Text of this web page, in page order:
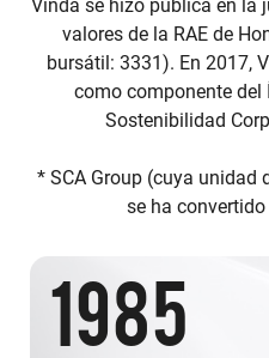
valores de la RAE de
bursátil: 3331). En 2017,
como componente del
Sostenibilidad
* SCA Group (cuya unidad
se ha
1985